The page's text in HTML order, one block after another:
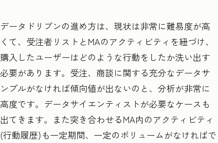
データドリブンの進め方は、現状は非常に難易度が高
くて、受注者リストとMAのアクティビティを紐づけ、
購入したユーザーはどのような行動をしたか洗い出す
必要があります。受注、商談に関する充分なデータサ
ンプルがなければ傾向値が出ないのと、分析が非常に
高度です。データサイエンティストが必要なケースも
出てきます。また突き合わせるMA内のアクティビティ
(行動履歴)も一定期間、一定のボリュームがなければで